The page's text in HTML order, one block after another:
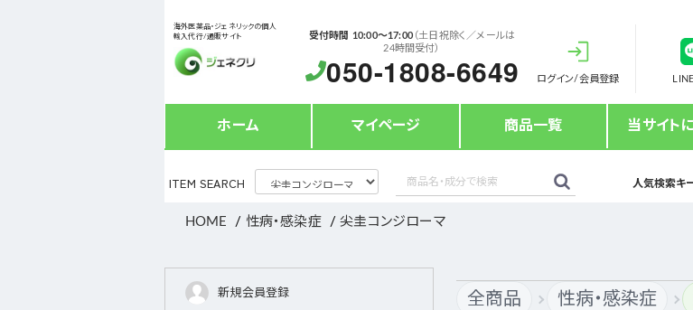
海外医薬品・ジェネリックの個人
輸入代行/通販サイト
受付時間 10:00〜17:00（土日祝除く／メールは
24時間受付）
050-1808-6649 ログイン/会員登録
ホーム マイページ 商品一覧 当サイト
ITEM SEARCH 人気検索キ
HOME 性病・感染症 尖圭コンジローマ
新規会員登録 全商品 性病・感染症